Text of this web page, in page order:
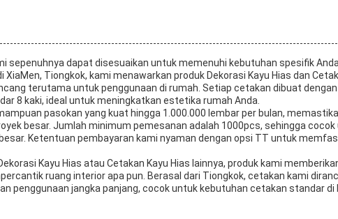
sepenuhnya dapat disesuaikan untuk memenuhi kebutuhan spesifik
XiaMen, Tiongkok, kami menawarkan produk Dekorasi Kayu Hias dan
terutama untuk penggunaan di rumah. Setiap cetakan dibuat
8 kaki, ideal untuk meningkatkan estetika rumah Anda.
pasokan yang kuat hingga 1.000.000 lembar per bulan,
besar. Jumlah minimum pemesanan adalah 1000pcs, sehingga cocok
Ketentuan pembayaran kami nyaman dengan opsi TT untuk
Kayu Hias atau Cetakan Kayu Hias lainnya, produk kami
ruang interior apa pun. Berasal dari Tiongkok, cetakan kami
penggunaan jangka panjang, cocok untuk kebutuhan cetakan standar di